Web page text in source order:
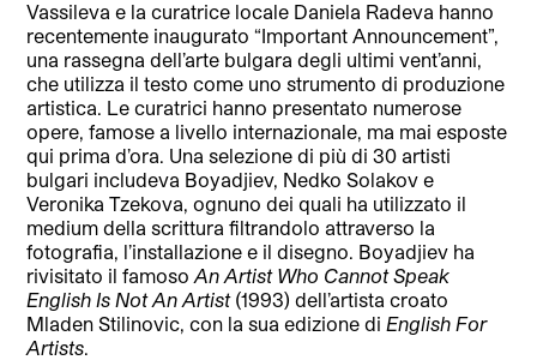
Vassileva e la curatrice locale Daniela Radeva hanno
recentemente inaugurato “Important Announcement”,
una rassegna dell’arte bulgara degli ultimi vent’anni,
che utilizza il testo come uno strumento di produzione
artistica. Le curatrici hanno presentato numerose
opere, famose a livello internazionale, ma mai esposte
qui prima d’ora. Una selezione di più di 30 artisti
bulgari includeva Boyadjiev, Nedko Solakov e
Veronika Tzekova, ognuno dei quali ha utilizzato il
medium della scrittura filtrandolo attraverso la
fotografia, l’installazione e il disegno. Boyadjiev ha
rivisitato il famosoAn Artist Who Cannot Speak
English Is Not An Artist (1993) dell’artista croato
Mladen Stilinovic, con la sua edizione di English For
Artists